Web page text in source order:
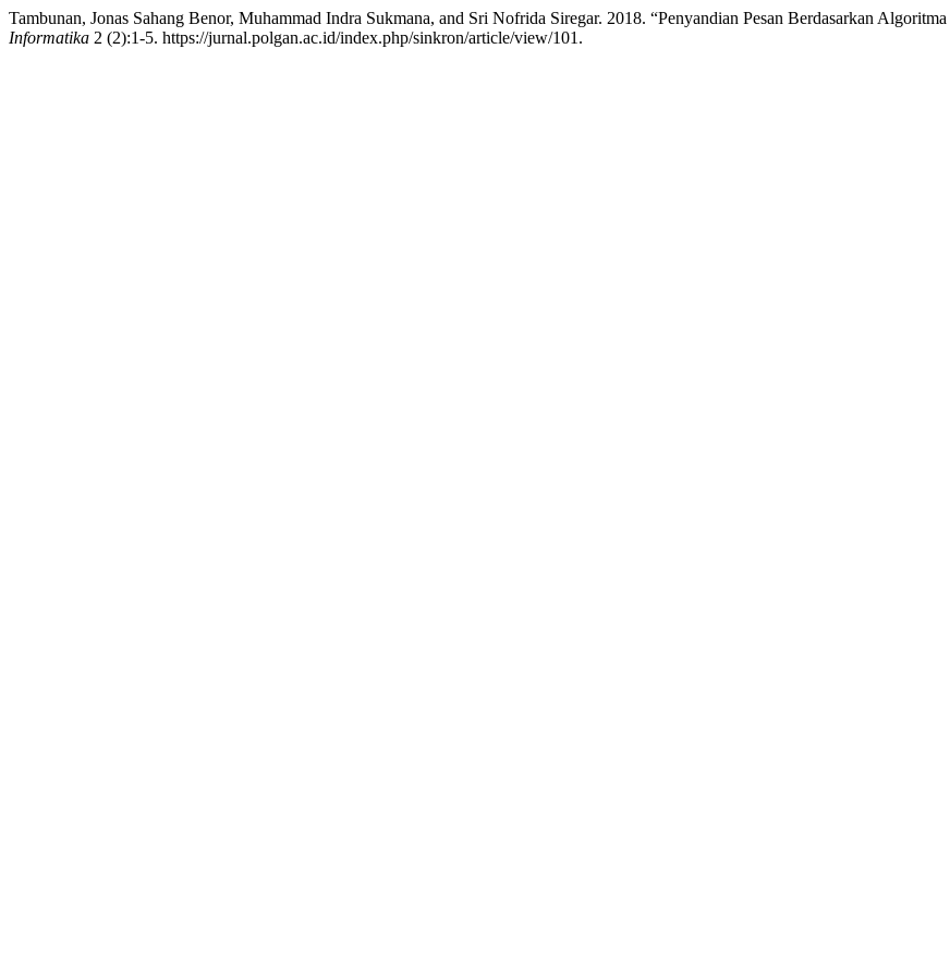
Tambunan, Jonas Sahang Benor, Muhammad Indra Sukmana, and Sri Nofrida Siregar. 2018. “Penyandian Pesan Berdasarkan
Informatika 2 (2):1-5. https://jurnal.polgan.ac.id/index.php/sinkron/article/view/101.